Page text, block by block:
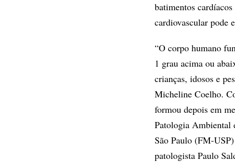
batimentos
cardiovascular pode
“O corpo humano
1 grau acima ou
crianças, idosos e
Micheline Coelho.
formou depois em
Patologia Ambiental
São Paulo (FM-
patologista Paulo